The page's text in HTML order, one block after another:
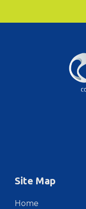
Site Map
Home